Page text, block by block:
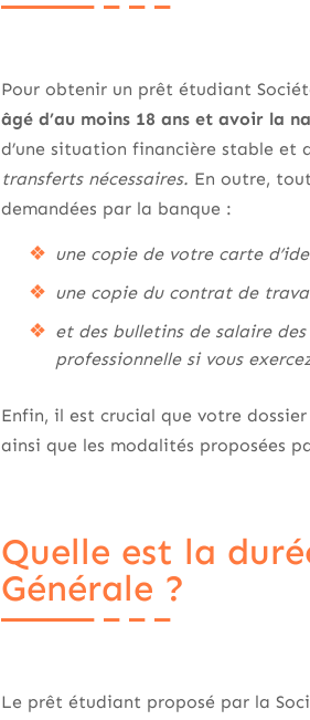
Pour obtenir un prêt étudiant
âgé d’au moins 18 ans et avoir la
d’une situation financière stable et
transferts nécessaires. En outre,
demandées par la banque :
une copie de votre carte
une copie du contrat de
et des bulletins de salaire
professionnelle si vous
Enfin, il est crucial que votre
ainsi que les modalités proposées
Quelle est la
Générale ?
Le prêt étudiant proposé par la